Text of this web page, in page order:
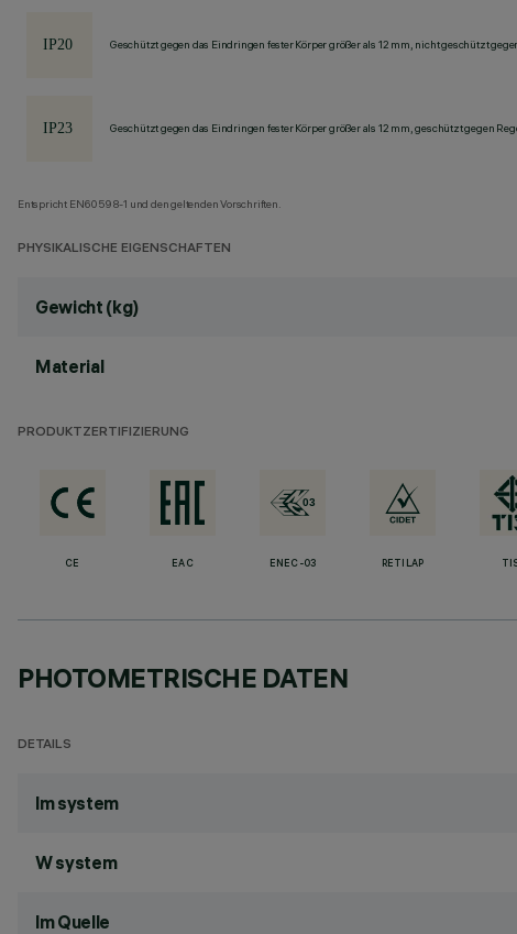
Geschützt gegen das Eindringen fester Körper größer als 12 mm, nicht geschützt
Geschützt gegen das Eindringen fester Körper größer als 12 mm, geschützt gegen
Entspricht EN60598-1 und den geltenden Vorschriften.
PHYSIKALISCHE EIGENSCHAFTEN
Gewicht (kg)
Material
PRODUKTZERTIFIZIERUNG
CE EAC ENEC-03 RETILAP
PHOTOMETRISCHE DATEN
DETAILS
lm system
W system
lm Quelle